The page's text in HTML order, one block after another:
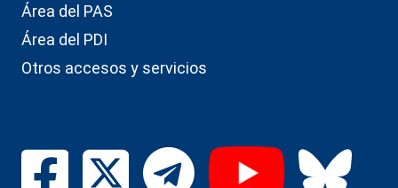
Área del PAS
Área del PDI
Otros accesos y servicios